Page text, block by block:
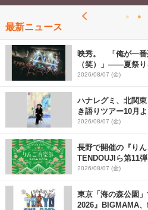
最新ニュース
映秀。 「俺が一番
（笑）」――夏祭り
ペシャルライブ『色
2026/08/07 (金)
ハナレグミ、北関
き語りツアー10月
2026/08/07 (金)
長野で開催の『り
TENDOUJIら第11
発表
2026/08/07 (金)
東京「海の森公園
2026』BIGMAMA